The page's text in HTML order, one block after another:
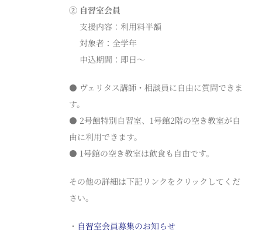
② 自習室会員
支援内容：利用料半額
対象者：全学年
申込期間：即日〜
⚫ ヴェリタス講師 ・相談員 に自由に質問でき ま
す。
⚫ 2号館特別自習室、 1号館2階の空き教室が自
由に利用できます。
⚫ 1号館の空き教室は飲食も自由です。
その他の詳細は下記リンクをクリックしてくだ
さい。
・ 自習室会員募集のお知らせ